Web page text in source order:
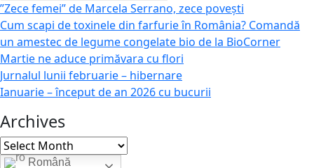
”Zece femei” de Marcela Serrano, zece povești
Cum scapi de toxinele din farfurie în România? Comandă
un amestec de legume congelate bio de la BioCorner
Martie ne aduce primăvara cu flori
Jurnalul lunii februarie – hibernare
Ianuarie – început de an 2026 cu bucurii
Archives
Archives
Română